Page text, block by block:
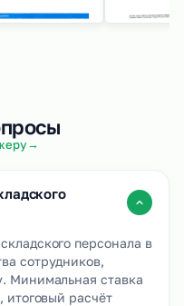
→
персонала в
сотрудников,
Минимальная ставка
расчёт